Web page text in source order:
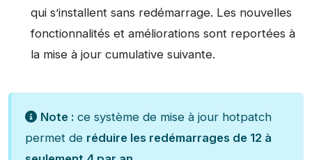
qui s’installent sans redémarrage. Les nouvelles
fonctionnalités et améliorations sont reportées à
la mise à jour cumulative suivante.
Note : ce système de mise à jour hotpatch
permet de réduire les redémarrages de 12 à